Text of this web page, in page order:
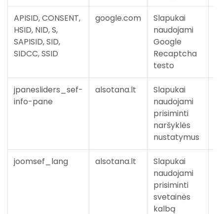
APISID, CONSENT,
HSID, NID, S,
SAPISID, SID,
SIDCC, SSID
google.com
Slapukai
naudojami
Google
Recaptcha
testo
jpanesliders_sef-
info-pane
alsotana.lt
Slapukai
naudojami
prisiminti
naršyklės
nustatymus
joomsef_lang alsotana.lt
Slapukai
naudojami
prisiminti
svetainės
kalbą